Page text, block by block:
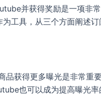
并获得奖励是一项非
工具，从三个方面阐述订
品获得更多曝光是非常重
也可以成为提高曝光率